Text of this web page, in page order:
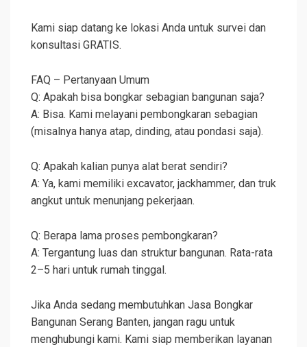
Kami siap datang ke lokasi Anda untuk survei dan
konsultasi GRATIS.
FAQ – Pertanyaan Umum
Q: Apakah bisa bongkar sebagian bangunan saja?
A: Bisa. Kami melayani pembongkaran sebagian
(misalnya hanya atap, dinding, atau pondasi saja).
Q: Apakah kalian punya alat berat sendiri?
A: Ya, kami memiliki excavator, jackhammer, dan truk
angkut untuk menunjang pekerjaan.
Q: Berapa lama proses pembongkaran?
A: Tergantung luas dan struktur bangunan. Rata-rata
2–5 hari untuk rumah tinggal.
Jika Anda sedang membutuhkan Jasa Bongkar
Bangunan Serang Banten, jangan ragu untuk
menghubungi kami. Kami siap memberikan layanan